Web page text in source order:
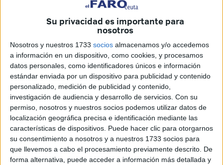
Su privacidad es importante para
nosotros
Nosotros y nuestros 1733 socios almacenamos y/o accedemos
a información en un dispositivo, como cookies, y procesamos
datos personales, como identificadores únicos e información
estándar enviada por un dispositivo para publicidad y contenido
personalizado, medición de publicidad y contenido,
investigación de audiencia y desarrollo de servicios. Con su
permiso, nosotros y nuestros socios podemos utilizar datos de
localización geográfica precisa e identificación mediante las
características de dispositivos. Puede hacer clic para otorgarnos
su consentimiento a nosotros y a nuestros 1733 socios para
que llevemos a cabo el procesamiento previamente descrito. De
forma alternativa, puede acceder a información más detallada y
excepción de las matronas, que es una especialidad ya
consolidada, el resto de especialistas no tienen opción de
ejercer como tales en la ciudad.
El problema radica en que, aunque las categorías
profesionales de especialidades están creadas legalmente
desde hace dos años, no están dotadas en las plantillas
orgánicas ni en el régimen de retribuciones de Ingesa.
Esto significa que enfermeras especialistas en Familiar y
Comunitaria, Geriátrica, Pediátrica o Salud Mental no
tienen cabida real en el sistema actual, obligándolas a
trabajar como generalistas o, lo que es más frecuente, a
marcharse a otras comunidades donde sí se reconoce su